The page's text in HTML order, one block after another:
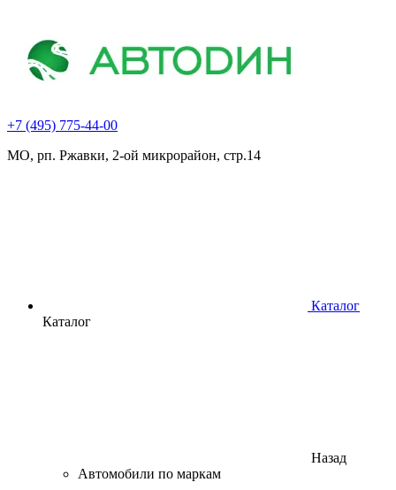
+7 (495) 775-44-00
МО, рп. Ржавки, 2-ой микрорайон, стр.14
Каталог
Каталог
Назад
Автомобили по маркам